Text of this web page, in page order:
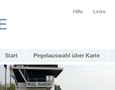
Hilfe Links
Start Pegelauswahl über Karte